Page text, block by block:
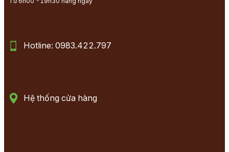
Hotline: 0983.422.797
Hệ thống cửa hàng